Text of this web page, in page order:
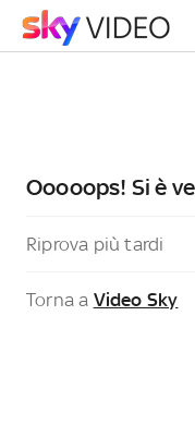
Ooooops! Si è
Riprova più tardi
Torna a Video Sky